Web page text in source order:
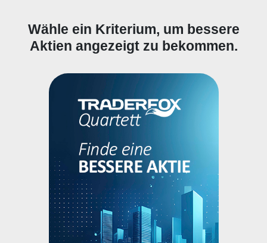
Wähle ein Kriterium, um bessere
Aktien angezeigt zu bekommen.